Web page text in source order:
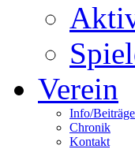
Verein
Info/
Chronik
Kontakt